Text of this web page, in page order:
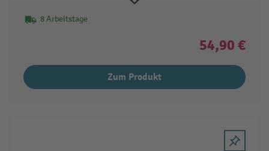
8 Arbeitstage
54,90 €
Zum Produkt